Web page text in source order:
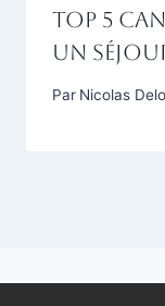
Top 5
un
Par Nicolas